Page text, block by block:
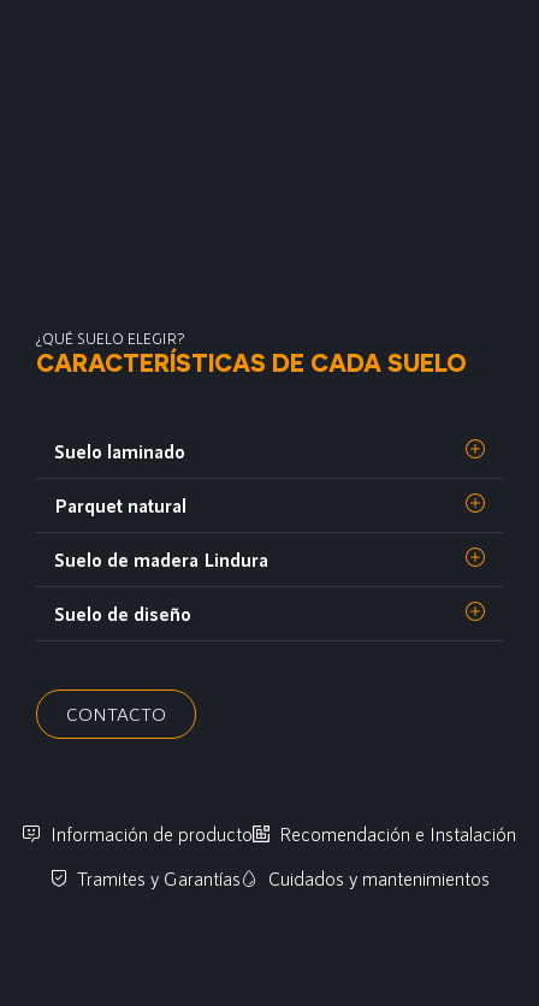
¿QUÉ SUELO ELEGIR?
CARACTERÍSTICAS DE CADA SUELO
Suelo laminado
Parquet natural
Suelo de madera Lindura
Suelo de diseño
CONTACTO
Información de producto
Recomendación e Instalación
Tramites y Garantías
Cuidados y mantenimientos